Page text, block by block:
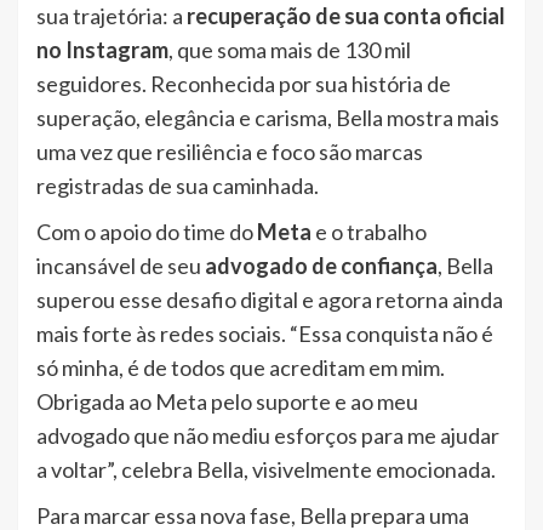
sua trajetória: a recuperação de sua conta oficial
no Instagram, que soma mais de 130 mil
seguidores. Reconhecida por sua história de
superação, elegância e carisma, Bella mostra mais
uma vez que resiliência e foco são marcas
registradas de sua caminhada.
Com o apoio do time doMeta e o trabalho
incansável de seu advogado de confiança, Bella
superou esse desafio digital e agora retorna ainda
mais forte às redes sociais. “Essa conquista não é
só minha, é de todos que acreditam em mim.
Obrigada ao Meta pelo suporte e ao meu
advogado que não mediu esforços para me ajudar
a voltar”, celebra Bella, visivelmente emocionada.
Para marcar essa nova fase, Bella prepara uma